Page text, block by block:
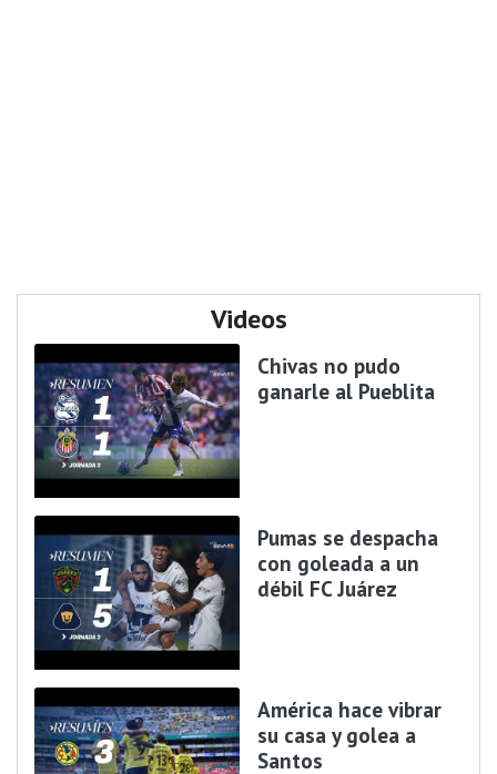
Videos
Chivas no pudo
ganarle al Pueblita
Pumas se despacha
con goleada a un
débil FC Juárez
América hace vibrar
su casa y golea a
Santos